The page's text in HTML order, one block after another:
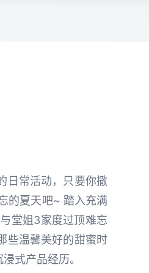
日常活动，只要你撒
的夏天吧~ 踏入充满
堂姐3家度过顶难忘
些温馨美好的甜蜜时
式产品经历。